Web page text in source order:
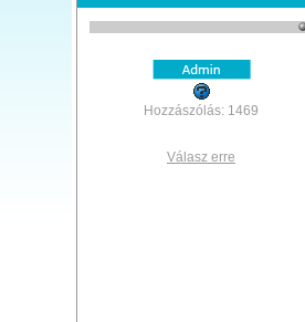
Hozzászólás: 1469
Válasz erre